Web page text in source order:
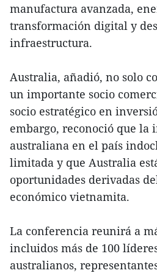
manufactura avanzada,
transformación digital y
infraestructura.
Australia, añadió, no solo
un importante socio
socio estratégico en
embargo, reconoció que la
australiana en el país
limitada y que Australia
oportunidades derivadas
económico vietnamita.
La conferencia reunirá a
incluidos más de 100
australianos,